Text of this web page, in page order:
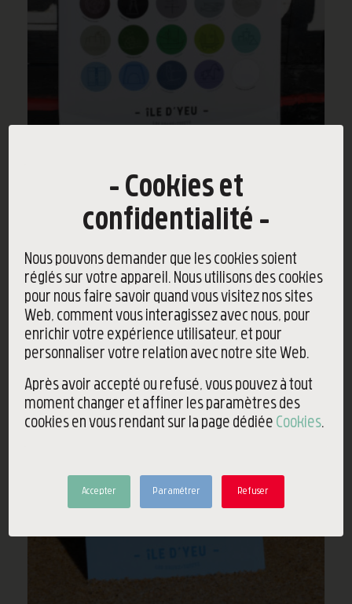
Cookies et
confidentialité
Nous pouvons demander que les cookies soient
réglés sur votre appareil. Nous utilisons des cookies
pour nous faire savoir quand vous visitez nos sites
Web, comment vous interagissez avec nous, pour
enrichir votre expérience utilisateur, et pour
personnaliser votre relation avec notre site Web.
Après avoir accepté ou refusé, vous pouvez à tout
moment changer et affiner les paramètres des
cookies en vous rendant sur la page dédiée Cookies.
Accepter Paramétrer Refuser
Ajouter au panier Voir les détails